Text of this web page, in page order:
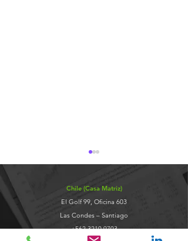
Chile (Casa Matriz)
El Golf 99, Oficina 603
Las Condes – Santiago
+562 3210 9703